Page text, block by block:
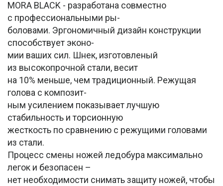
MORA BLACK - разработана совместно
с профессиональными ры-
боловами. Эргономичный дизайн конструкции
способствует эконо-
мии ваших сил. Шнек, изготовленый
из высокопрочной стали, весит
на 10% меньше, чем традиционный. Режущая
голова с композит-
ным усилением показывает лучшую
стабильность и торсионную
жесткость по сравнению с режущими головами
из стали.
Процесс смены ножей ледобура максимально
легок и безопасен –
нет необходимости снимать защиту ножей, чтобы